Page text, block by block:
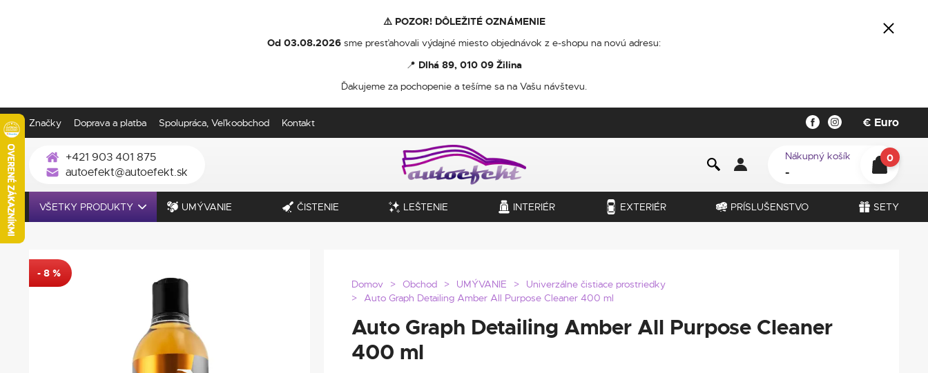
⚠️ POZOR! DÔLEŽITÉ OZNÁMENIE
Od 03.08.2026 sme presťahovali výdajné miesto objednávok z e-shopu na novú adresu:
📍 Dlhá 89, 010 09 Žilina
Ďakujeme za pochopenie a tešíme sa na Vašu návštevu.
Značky Doprava a platba Spolupráca, Veľkoobchod Kontakt € Euro
+421 903 401 875
autoefekt@autoefekt.sk
0
Nákupný košík
-
VŠETKY PRODUKTY UMÝVANIE ČISTENIE LEŠTENIE INTERIÉR EXTERIÉR PRÍSLUŠENSTVO SETY
- 8 %
Domov
Obchod UMÝVANIE
Univerzálne čistiace prostriedky
Auto Graph Detailing Amber All Purpose Cleaner 400 ml
Auto Graph Detailing Amber All Purpose Cleaner
400 ml